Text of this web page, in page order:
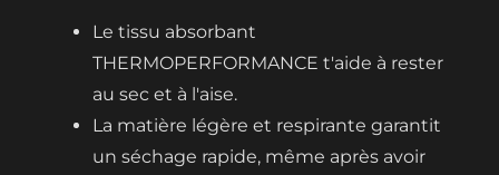
Le tissu absorbant
THERMOPERFORMANCE t'aide à rester
au sec et à l'aise.
La matière légère et respirante garantit
un séchage rapide, même après avoir